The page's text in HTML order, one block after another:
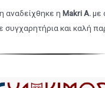
αναδείχθηκε η Makri A. με
και καλή